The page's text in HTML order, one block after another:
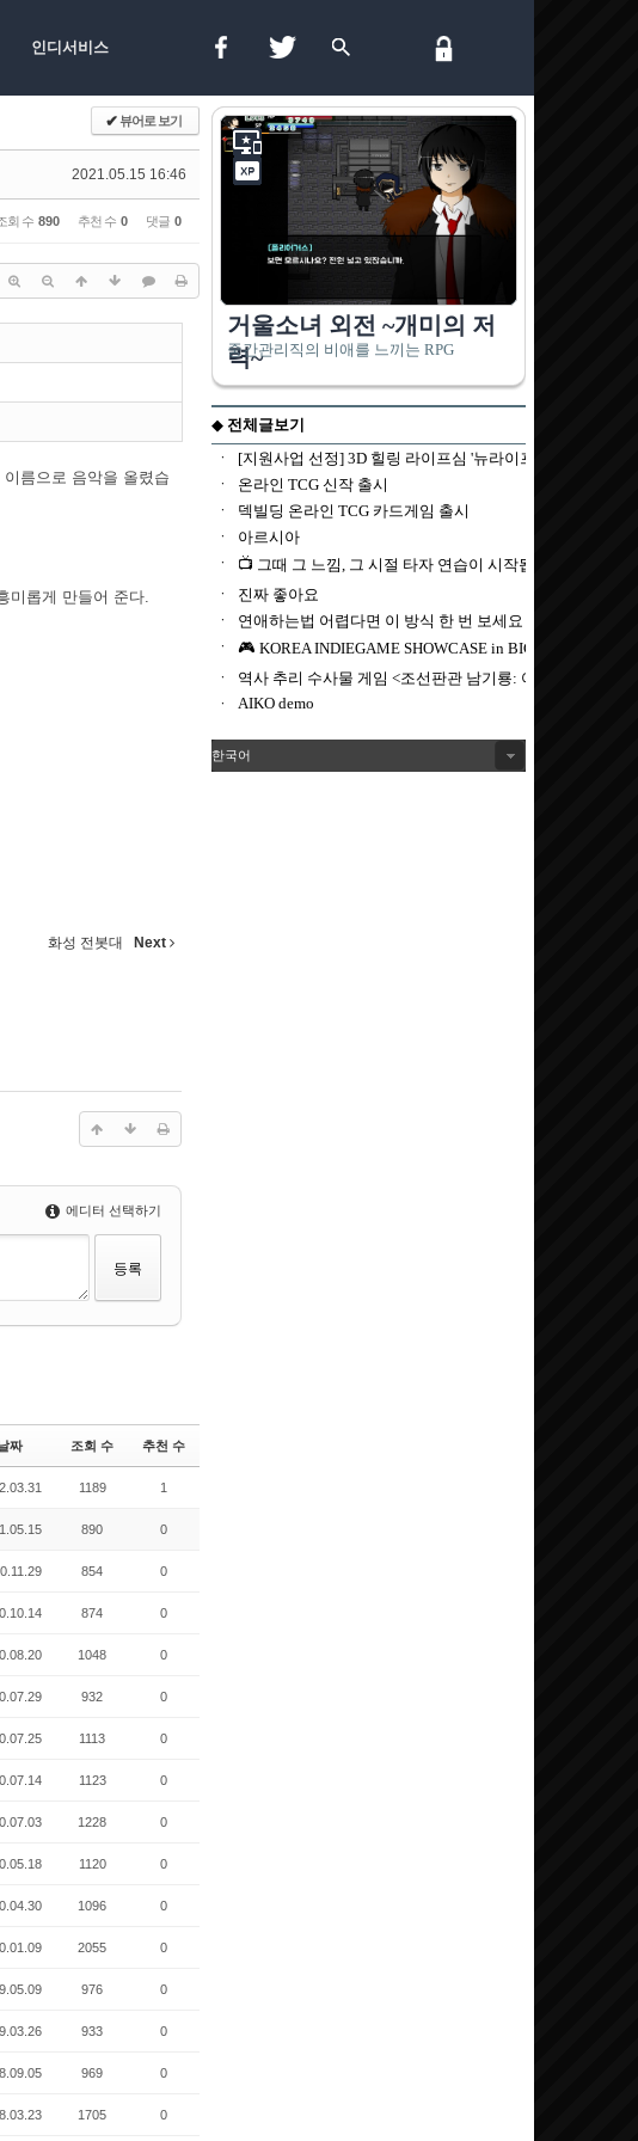
인디서비스
한국어
✔뷰어로 보기
2021.05.15 16:46
회 수 890 추천 수 0 댓글 0
름으로 음악을 올렸습
미롭게 만들어 준다.
화성 전봇대 Next
에디터 선택하기
짜 조회 수 추천 수
1189 1
890 0
854 0
874 0
1048 0
932 0
1113 0
1123 0
1228 0
1120 0
1096 0
2055 0
976 0
933 0
969 0
1705 0